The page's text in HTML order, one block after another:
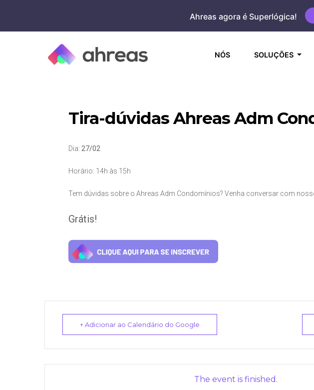
content
Ahreas agora é Superlógica!
NÓS(CURRENT)SOLUÇÕES
Tira-dúvidas Ahreas Adm
Dia: 27/02
Horário: 14h às 15h
Tem dúvidas sobre o Ahreas Adm Condomínios? Venha conversar com
Grátis!
+ Adicionar ao Calendário do Google
The event is finished.